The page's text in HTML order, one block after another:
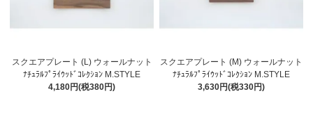
スクエアプレート (L) ウォールナット
ﾅﾁｭﾗﾙﾌﾟﾗｲｳｯﾄﾞｺﾚｸｼｮﾝ M.STYLE
4,180円(税380円)
スクエアプレート (M) ウォールナット
ﾅﾁｭﾗﾙﾌﾟﾗｲｳｯﾄﾞｺﾚｸｼｮﾝ M.STYLE
3,630円(税330円)